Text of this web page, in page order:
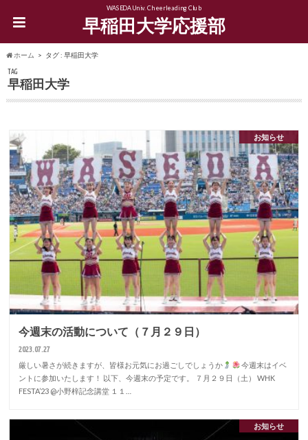
WASEDA Univ. Cheerleading Club
早稲田大学応援部
ホーム タグ : 早稲田大学
TAG
早稲田大学
お知らせ
今週末の活動について（７月２９日）
2023.07.27
厳しい暑さが続きますが、皆様お元気にお過ごしでしょうか
今週末はイベ
ントに参加いたします！ 以下、今週末の予定です。 ７月２９日（土） WHK
FESTA’23 @小野梓記念講堂 １１…
お知らせ